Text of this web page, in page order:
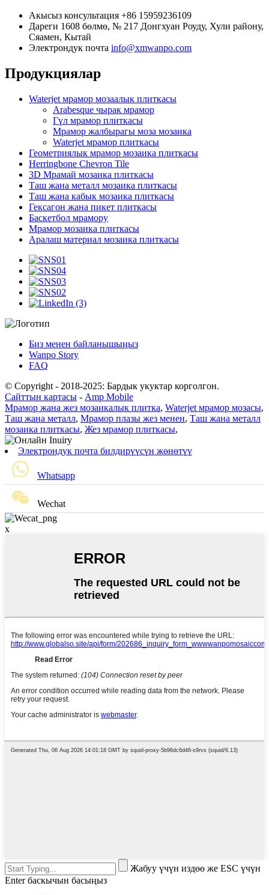
Акысыз консультация +86 15959236109
Дареги 1608 бөлмө, № 217 Донгхуан Роуду, Хули району,
Сяамен, Кытай
Электрондук почта info@xmwanpo.com
Продукциялар
Waterjet мрамор мозаалык плиткасы
Arabesque чырак мрамор
Гүл мрамор плиткасы
Мрамор жалбырагы моза мозаика
Waterjet мрамор плиткасы
Геометриялык мрамор мозаика плиткасы
Herringbone Chevron Tile
3D Мрамай мозаика плиткасы
Таш жана металл мозаика плиткасы
Таш жана кабык мозаика плиткасы
Гексагон жана пикет плиткасы
Баскетбол мрамору
Мрамор мозаика плиткасы
Аралаш материал мозаика плиткасы
Биз менен байланышыңыз
Wanpo Story
FAQ
© Copyright - 2018-2025: Бардык укуктар корголгон.
Сайттын картасы - Amp Mobile
Мрамор жана жез мозаикалык плитка, Waterjet мрамор мозасы,
Таш жана металл, Мрамор плазы жез менен, Таш жана металл
мозаика плиткасы, Жез мрамор плиткасы,
Электрондук почта билдирүүсүн жөнөтүү
Whatsapp
Wechat
x
Жабуу үчүн издөө же ESC үчүн
Enter баскычын басыңыз